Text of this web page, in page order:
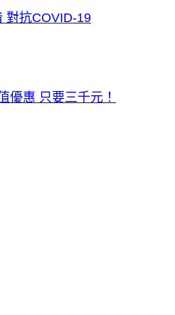
對抗COVID-19
優惠 只要三千元！